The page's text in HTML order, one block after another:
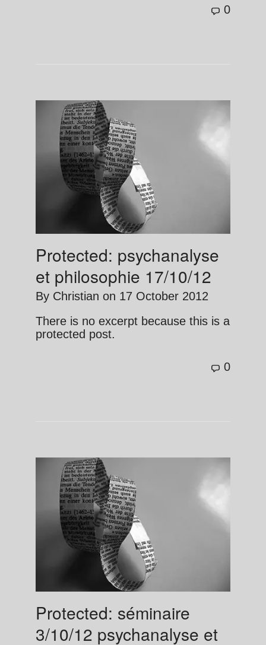
0
Protected: psychanalyse
et philosophie 17/10/12
By Christian on 17 October 2012
There is no excerpt because this is a
protected post.
0
Protected: séminaire
3/10/12 psychanalyse et